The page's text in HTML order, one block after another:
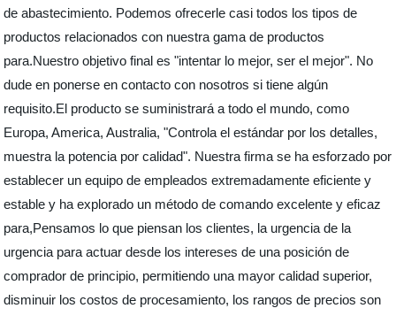
de abastecimiento. Podemos ofrecerle casi todos los tipos de
productos relacionados con nuestra gama de productos
para.Nuestro objetivo final es "intentar lo mejor, ser el mejor". No
dude en ponerse en contacto con nosotros si tiene algún
requisito.El producto se suministrará a todo el mundo, como
Europa, America, Australia, "Controla el estándar por los detalles,
muestra la potencia por calidad". Nuestra firma se ha esforzado por
establecer un equipo de empleados extremadamente eficiente y
estable y ha explorado un método de comando excelente y eficaz
para,Pensamos lo que piensan los clientes, la urgencia de la
urgencia para actuar desde los intereses de una posición de
comprador de principio, permitiendo una mayor calidad superior,
disminuir los costos de procesamiento, los rangos de precios son